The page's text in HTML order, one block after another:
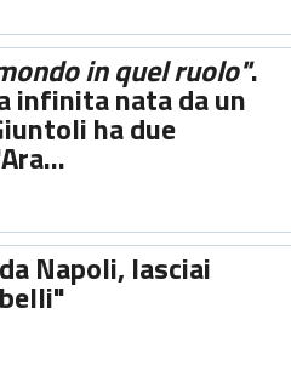
in quel ruolo".
infinita nata da un
ha due
Napoli, lasciai